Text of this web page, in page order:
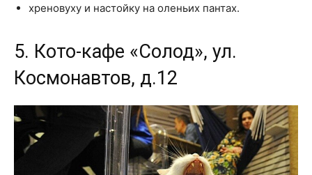
хреновуху и настойку на оленьих пантах.
5. Кото-кафе «Солод», ул.
Космонавтов, д.12